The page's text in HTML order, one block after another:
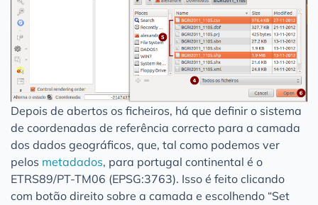
Depois de abertos os ficheiros, há que definir o sistema
de coordenadas de referência correcto para a camada
dos dados geográficos, que, tal como podemos ver
pelos metadados, para portugal continental é o
ETRS89/PT-TM06 (EPSG:3763). Isso é feito clicando
com botão direito sobre a camada e escolhendo “Set